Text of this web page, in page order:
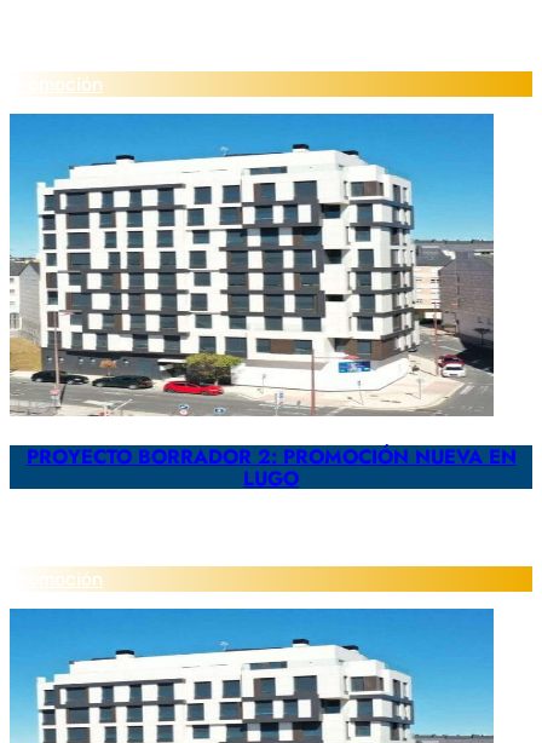
Promoción
PROYECTO BORRADOR 2: PROMOCIÓN NUEVA EN
LUGO
Promoción